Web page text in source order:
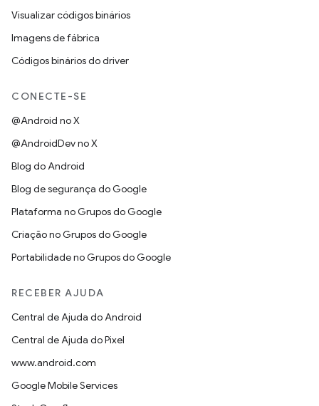
Visualizar códigos binários
Imagens de fábrica
Códigos binários do driver
CONECTE-SE
@Android no X
@AndroidDev no X
Blog do Android
Blog de segurança do Google
Plataforma no Grupos do Google
Criação no Grupos do Google
Portabilidade no Grupos do Google
RECEBER AJUDA
Central de Ajuda do Android
Central de Ajuda do Pixel
www.android.com
Google Mobile Services